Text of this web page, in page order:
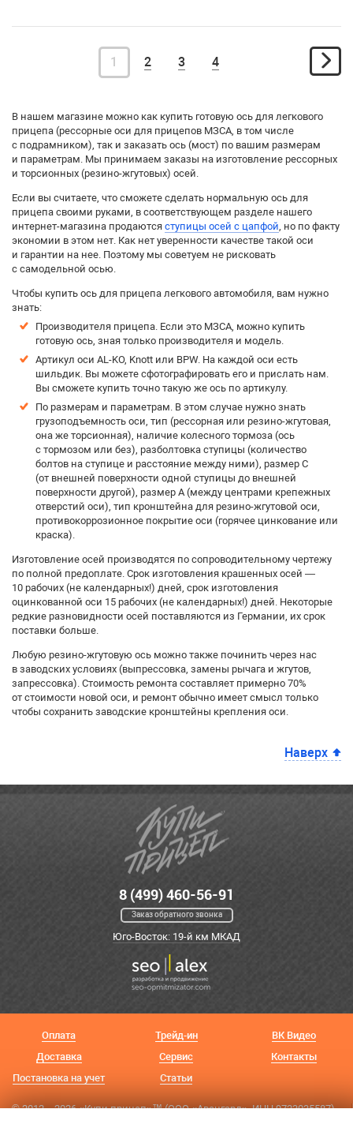
1 2 3 4
В нашем магазине можно как купить готовую ось для легкового
прицепа (рессорные оси для прицепов МЗСА, в том числе
с подрамником), так и заказать ось (мост) по вашим размерам
и параметрам. Мы принимаем заказы на изготовление рессорных
и торсионных (резино-жгутовых) осей.
Если вы считаете, что сможете сделать нормальную ось для
прицепа своими руками, в соответствующем разделе нашего
интернет-магазина продаются ступицы осей с цапфой, но по факту
экономии в этом нет. Как нет уверенности качестве такой оси
и гарантии на нее. Поэтому мы советуем не рисковать
с самодельной осью.
Чтобы купить ось для прицепа легкового автомобиля, вам нужно
знать:
Производителя прицепа. Если это МЗСА, можно купить
готовую ось, зная только производителя и модель.
Артикул оси AL-KO, Knott или BPW. На каждой оси есть
шильдик. Вы можете сфотографировать его и прислать нам.
Вы сможете купить точно такую же ось по артикулу.
По размерам и параметрам. В этом случае нужно знать
грузоподъемность оси, тип (рессорная или резино-жгутовая,
она же торсионная), наличие колесного тормоза (ось
с тормозом или без), разболтовка ступицы (количество
болтов на ступице и расстояние между ними), размер С
(от внешней поверхности одной ступицы до внешней
поверхности другой), размер А (между центрами крепежных
отверстий оси), тип кронштейна для резино-жгутовой оси,
противокоррозионное покрытие оси (горячее цинкование или
краска).
Изготовление осей производятся по сопроводительному чертежу
по полной предоплате. Срок изготовления крашенных осей —
10 рабочих (не календарных!) дней, срок изготовления
оцинкованной оси 15 рабочих (не календарных!) дней. Некоторые
редкие разновидности осей поставляются из Германии, их срок
поставки больше.
Любую резино-жгутовую ось можно также починить через нас
в заводских условиях (выпрессовка, замены рычага и жгутов,
запрессовка). Стоимость ремонта составляет примерно 70%
от стоимости новой оси, и ремонт обычно имеет смысл только
чтобы сохранить заводские кронштейны крепления оси.
Наверх
8 (499) 460-56-91
Заказ обратного звонка
Юго-Восток: 19-й км МКАД
Оплата
Доставка
Постановка на учет
Трейд-ин
Сервис
Статьи
ВК Видео
Контакты
© 2012—2026 «Купи прицеп»™ (ООО «Авангард», ИНН 9723035587)